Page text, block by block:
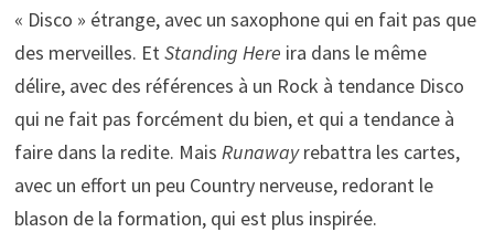
« Disco » étrange, avec un saxophone qui en fait pas que
des merveilles. Et Standing Here ira dans le même
délire, avec des références à un Rock à tendance Disco
qui ne fait pas forcément du bien, et qui a tendance à
faire dans la redite. Mais Runawayrebattra les cartes,
avec un effort un peu Country nerveuse, redorant le
blason de la formation, qui est plus inspirée.